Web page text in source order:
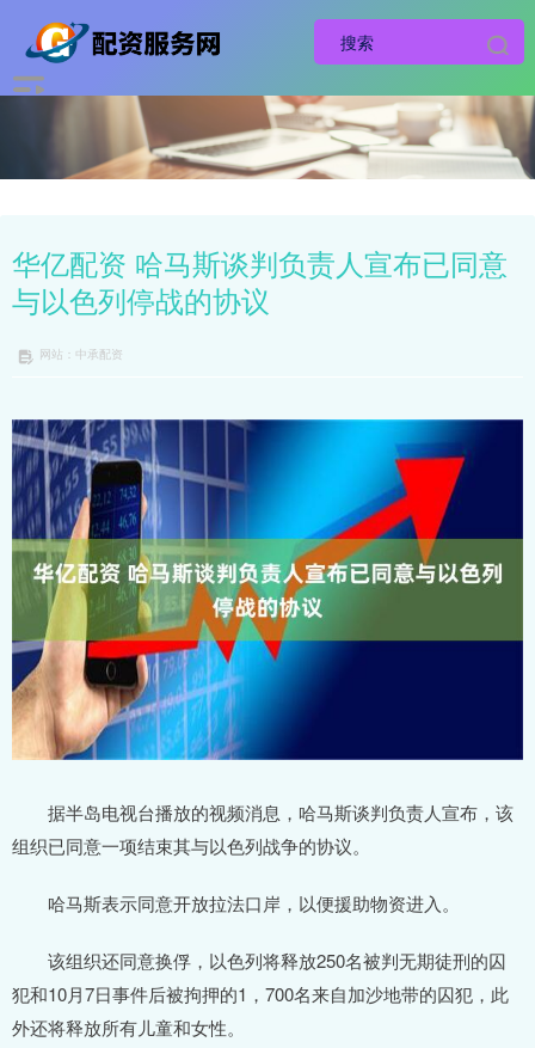
华亿配资 哈马斯谈判负责人宣布已同意
与以色列停战的协议
网站：中承配资
据半岛电视台播放的视频消息，哈马斯谈判负责人宣布，该
组织已同意一项结束其与以色列战争的协议。
哈马斯表示同意开放拉法口岸，以便援助物资进入。
该组织还同意换俘，以色列将释放250名被判无期徒刑的囚
犯和10月7日事件后被拘押的1，700名来自加沙地带的囚犯，此
外还将释放所有儿童和女性。